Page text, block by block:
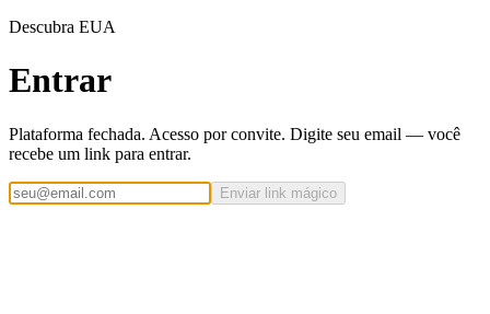
Descubra EUA
Entrar
Plataforma fechada. Acesso por convite. Digite seu email — você
recebe um link para entrar.
Enviar link mágico